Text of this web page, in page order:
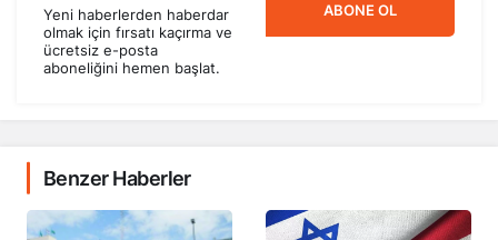
Yeni haberlerden haberdar
olmak için fırsatı kaçırma ve
ücretsiz e-posta
aboneliğini hemen başlat.
ABONE OL
Benzer Haberler